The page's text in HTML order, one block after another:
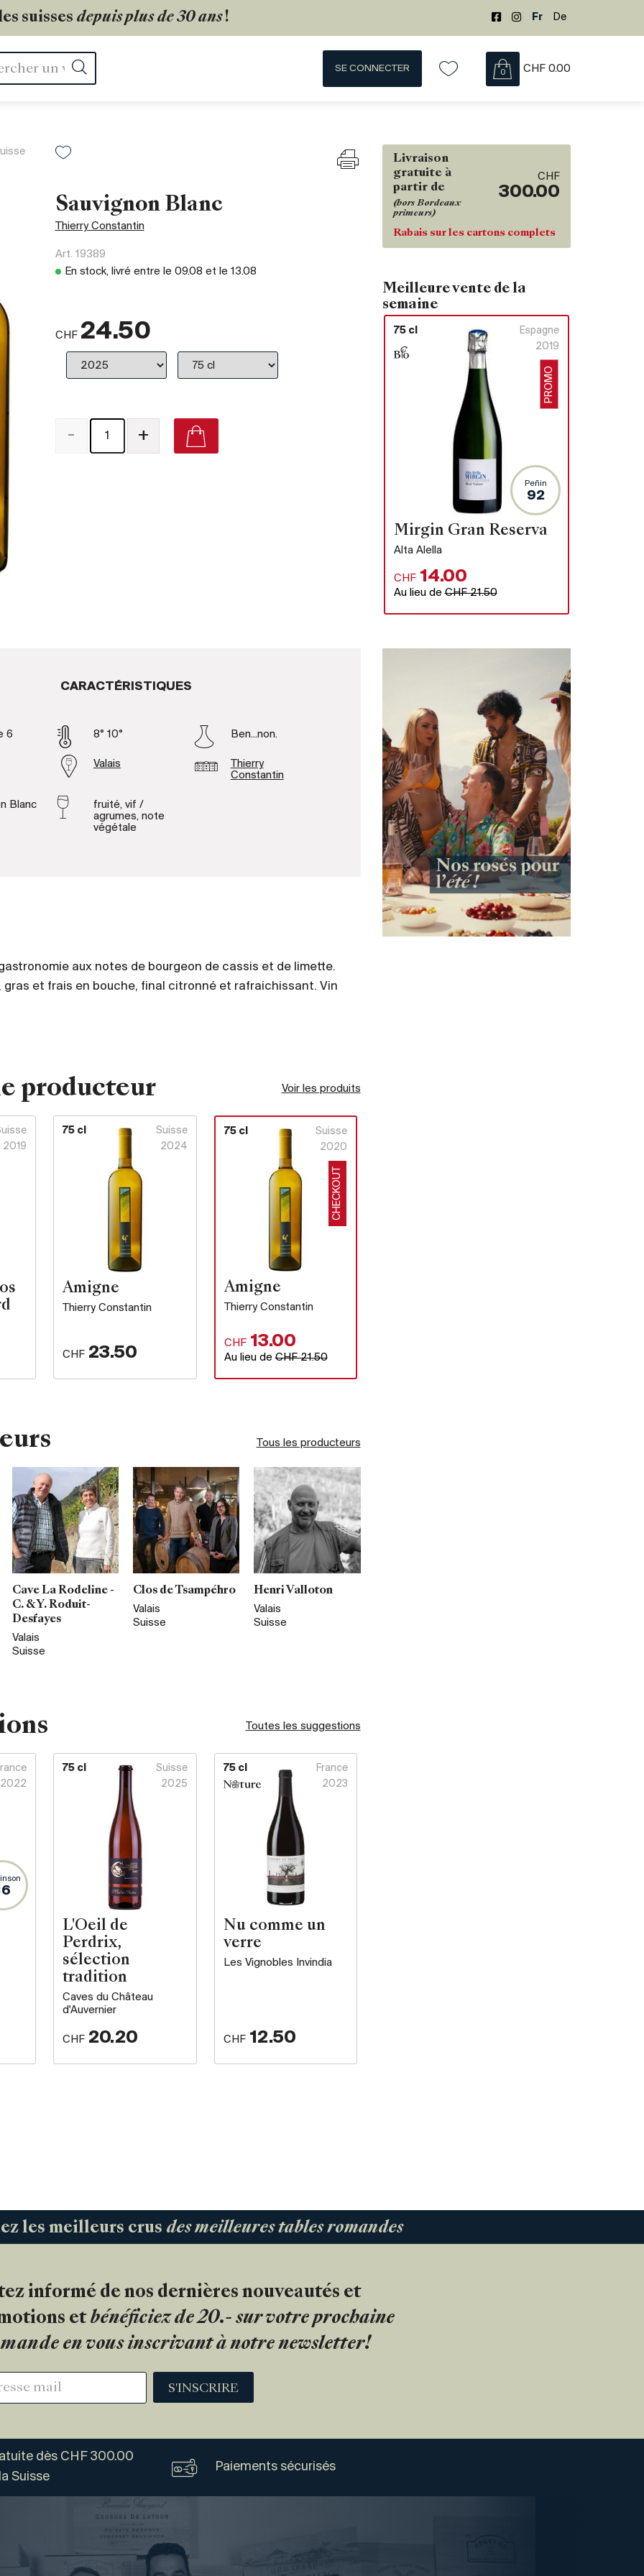
suisses depuis plus de 30 ans! Fr De
SE CONNECTER 0 CHF 0.00
Sauvignon Blanc
Thierry Constantin
Art. 19389
En stock, livré entre le 09.08 et le 13.08
CHF 24.50
- +
CARACTÉRISTIQUES
6 8° 10° Ben...non.
Valais
Thierry
Constantin
Blanc
fruité, vif /
agrumes, note
végétale
aux notes de bourgeon de cassis et de limette.
gras et frais en bouche, final citronné et rafraichissant. Vin
producteur Voir les produits
2019
75 cl
Suisse
2024
Amigne
Thierry Constantin
CHF 23.50
75 cl
Suisse
2020
CHECKOUT
Amigne
Thierry Constantin
CHF 13.00
Au lieu deCHF 21.50
Tous les producteurs
Cave La Rodeline -
C. & Y. Roduit-
Desfayes
Valais
Suisse
Clos de Tsampéhro
Valais
Suisse
Henri Valloton
Valais
Suisse
Toutes les suggestions
2022
75 cl
Suisse
2025
L'Oeil de
Perdrix,
sélection
tradition
Caves du Château
d'Auvernier
CHF 20.20
75 cl
France
2023
Nu comme un
verre
Les Vignobles Invindia
CHF 12.50
Livraison
gratuite à
partir de
(hors Bordeaux
primeurs)
CHF
300.00
Rabais sur les cartons complets
Meilleure vente de la
semaine
75 cl
Espagne
2019
PROMO
Peñin
92
Mirgin Gran Reserva
Alta Alella
CHF 14.00
Au lieu deCHF 21.50
les meilleurs crus des meilleures tables romandes
informé de nos dernières nouveautés et
et bénéficiez de 20.- sur votre prochaine
en vous inscrivant à notre newsletter!
S'INSCRIRE
dès CHF 300.00
Suisse
Paiements sécurisés
Vogel
Vins